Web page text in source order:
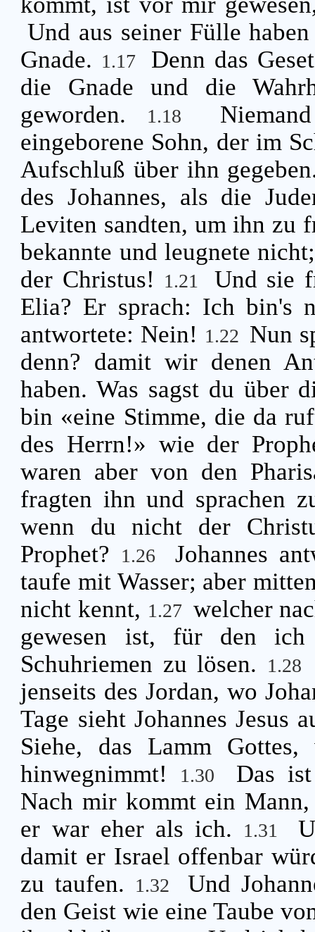
Und aus seiner Fülle
Gnade. 1.17
Denn das
die Gnade und die
geworden.
1.18
eingeborene Sohn, der im
Aufschluß über ihn
des Johannes, als die
Leviten sandten, um ihn zu
bekannte und leugnete
der Christus!
1.21
Und sie
Elia? Er sprach: Ich bin's
antwortete: Nein! 1.22 Nun
denn? damit wir denen
haben. Was sagst du über
bin «eine Stimme, die da
des Herrn!» wie der
waren aber von den
fragten ihn und sprachen
wenn du nicht der
Prophet?
1.26
Johannes
taufe mit Wasser; aber
nicht kennt, 1.27 welcher
gewesen ist, für den
Schuhriemen zu lösen.
1.28
jenseits des Jordan, wo
Tage sieht Johannes Jesus
Siehe, das Lamm
hinwegnimmt!
1.30
Das
Nach mir kommt ein
er war eher als ich.
1.31
damit er Israel offenbar
zu taufen.
1.32
Und
den Geist wie eine Taube